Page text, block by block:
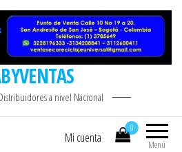
a nivel Nacional
Menú
0
Mi cuenta